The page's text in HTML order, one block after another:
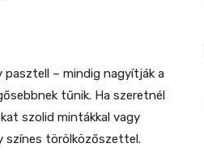
pasztell – mindig nagyítják a
tűnik. Ha szeretnél
szolid mintákkal vagy
színes törölközőszettel.